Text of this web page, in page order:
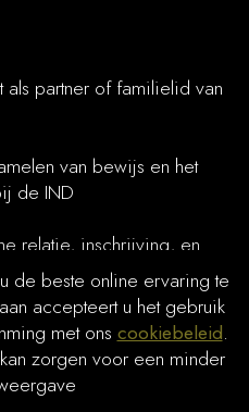
partner of familielid van
van bewijs en het
de IND
relatie, inschrijving, en
of economische
voorziening bij
de beste online ervaring te
accepteert u het gebruik
met ons cookiebeleid.
zorgen voor een minder